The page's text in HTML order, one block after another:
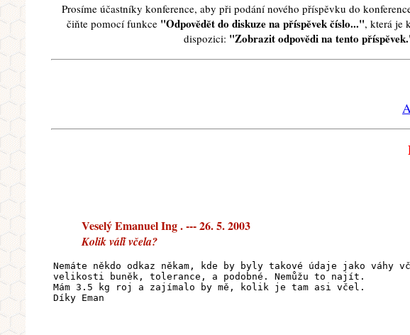
Prosíme účastníky konference, aby při podání nového příspěvku do
čiňte pomocí funkce "Odpovědět do diskuze na příspěvek číslo...", která je
dispozici: "Zobrazit odpovědi na tento
Veselý Emanuel Ing . --- 26. 5. 2003
Kolik váľí včela?
Nemáte někdo odkaz někam, kde by byly takové údaje jako
velikosti buněk, tolerance, a podobné. Nemůžu to najít.
Mám 3.5 kg roj a zajímalo by mě, kolik je tam asi včel.
Díky Eman